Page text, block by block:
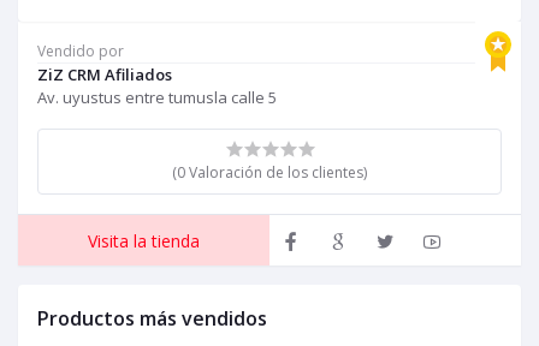
Vendido por
ZiZ CRM Afiliados
Av. uyustus entre tumusla calle 5
(0 Valoración de los clientes)
Visita la tienda
Productos más vendidos